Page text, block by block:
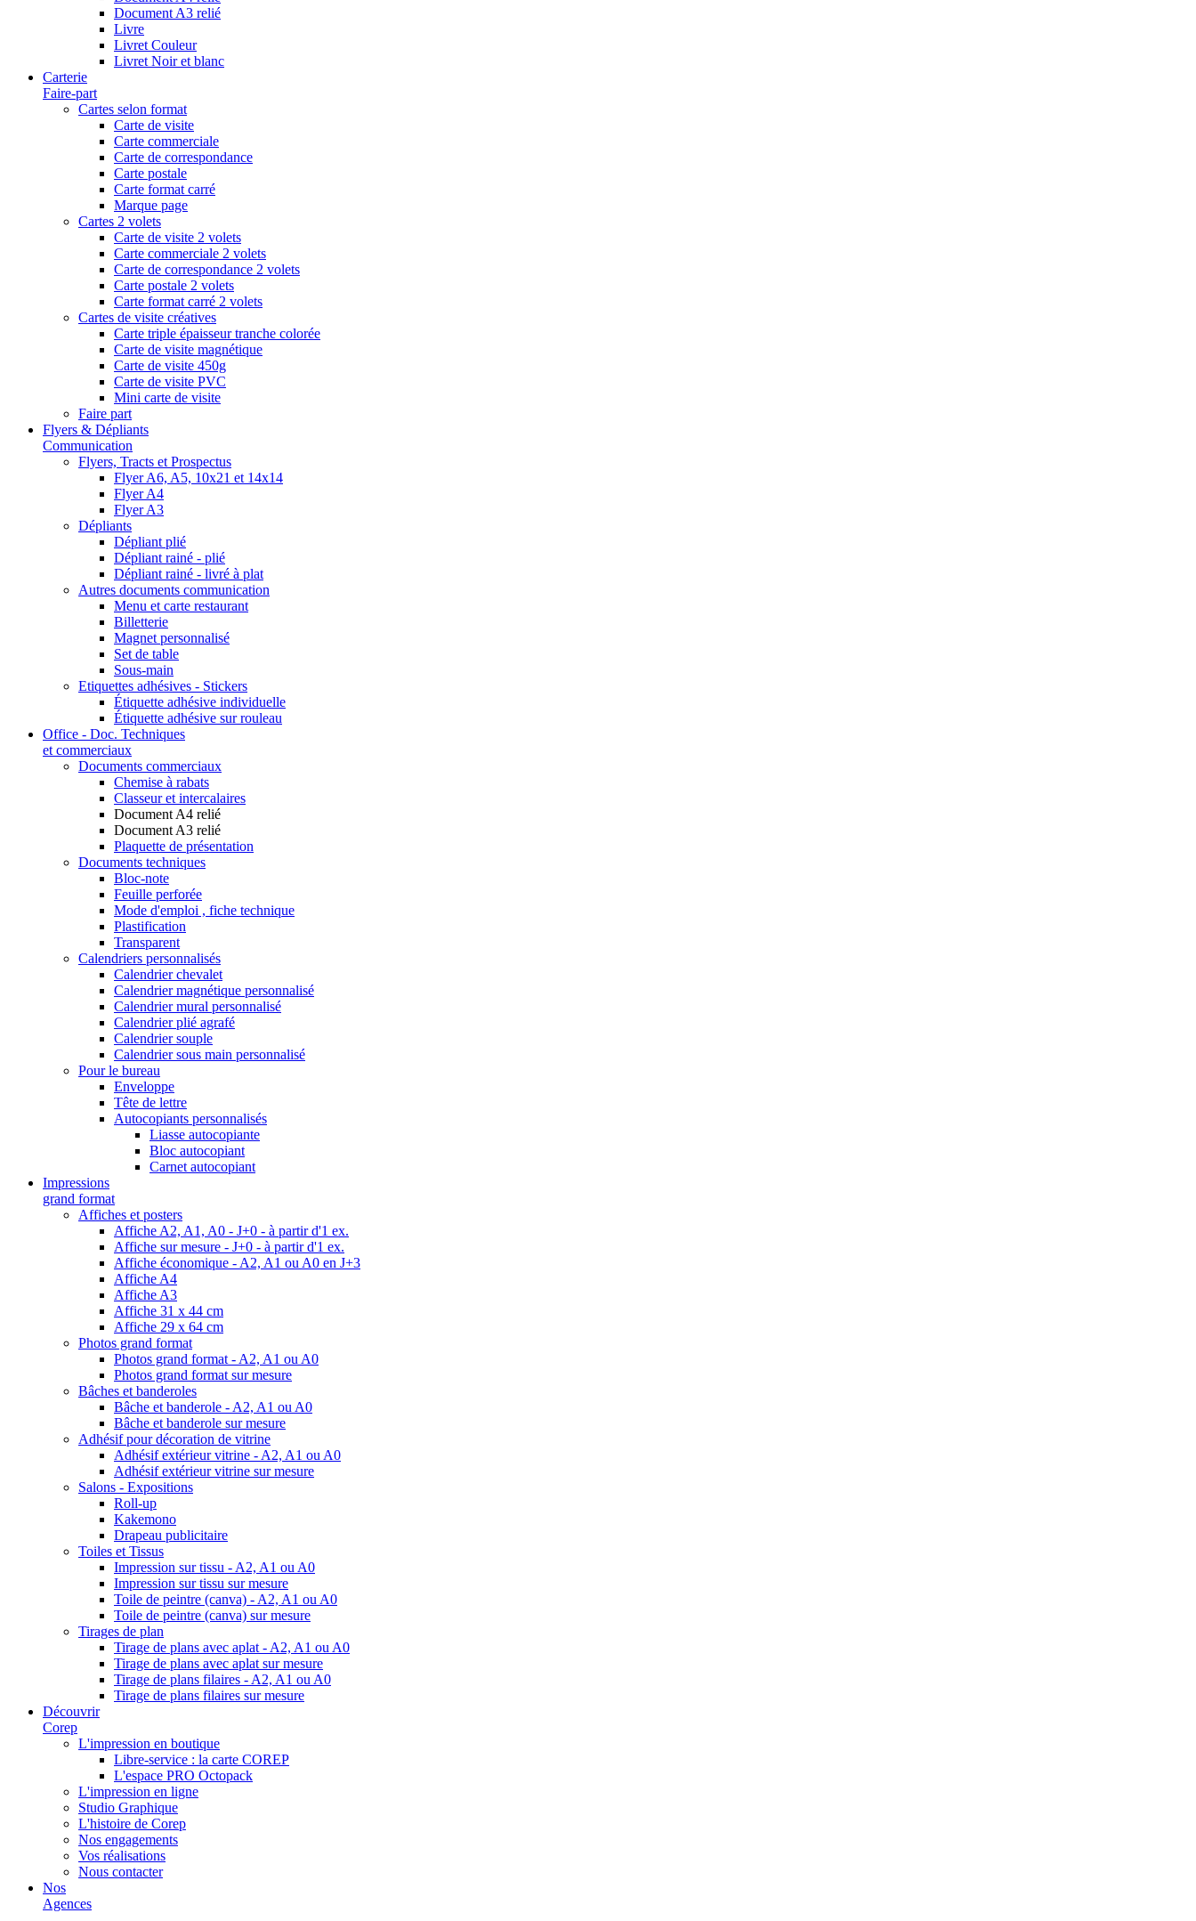
Document A3 relié
Livre
Livret Couleur
Livret Noir et blanc
Carterie
Faire-part
Cartes selon format
Carte de visite
Carte commerciale
Carte de correspondance
Carte postale
Carte format carré
Marque page
Cartes 2 volets
Carte de visite 2 volets
Carte commerciale 2 volets
Carte de correspondance 2 volets
Carte postale 2 volets
Carte format carré 2 volets
Cartes de visite créatives
Carte triple épaisseur tranche colorée
Carte de visite magnétique
Carte de visite 450g
Carte de visite PVC
Mini carte de visite
Faire part
Flyers & Dépliants
Communication
Flyers, Tracts et Prospectus
Flyer A6, A5, 10x21 et 14x14
Flyer A4
Flyer A3
Dépliants
Dépliant plié
Dépliant rainé - plié
Dépliant rainé - livré à plat
Autres documents communication
Menu et carte restaurant
Billetterie
Magnet personnalisé
Set de table
Sous-main
Etiquettes adhésives - Stickers
Étiquette adhésive individuelle
Étiquette adhésive sur rouleau
Office - Doc. Techniques
et commerciaux
Documents commerciaux
Chemise à rabats
Classeur et intercalaires
Document A4 relié
Document A3 relié
Plaquette de présentation
Documents techniques
Bloc-note
Feuille perforée
Mode d'emploi , fiche technique
Plastification
Transparent
Calendriers personnalisés
Calendrier chevalet
Calendrier magnétique personnalisé
Calendrier mural personnalisé
Calendrier plié agrafé
Calendrier souple
Calendrier sous main personnalisé
Pour le bureau
Enveloppe
Tête de lettre
Autocopiants personnalisés
Liasse autocopiante
Bloc autocopiant
Carnet autocopiant
Impressions
grand format
Affiches et posters
Affiche A2, A1, A0 - J+0 - à partir d'1 ex.
Affiche sur mesure - J+0 - à partir d'1 ex.
Affiche économique - A2, A1 ou A0 en J+3
Affiche A4
Affiche A3
Affiche 31 x 44 cm
Affiche 29 x 64 cm
Photos grand format
Photos grand format - A2, A1 ou A0
Photos grand format sur mesure
Bâches et banderoles
Bâche et banderole - A2, A1 ou A0
Bâche et banderole sur mesure
Adhésif pour décoration de vitrine
Adhésif extérieur vitrine - A2, A1 ou A0
Adhésif extérieur vitrine sur mesure
Salons - Expositions
Roll-up
Kakemono
Drapeau publicitaire
Toiles et Tissus
Impression sur tissu - A2, A1 ou A0
Impression sur tissu sur mesure
Toile de peintre (canva) - A2, A1 ou A0
Toile de peintre (canva) sur mesure
Tirages de plan
Tirage de plans avec aplat - A2, A1 ou A0
Tirage de plans avec aplat sur mesure
Tirage de plans filaires - A2, A1 ou A0
Tirage de plans filaires sur mesure
Découvrir
Corep
L'impression en boutique
Libre-service : la carte COREP
L'espace PRO Octopack
L'impression en ligne
Studio Graphique
L'histoire de Corep
Nos engagements
Vos réalisations
Nous contacter
Nos
Agences